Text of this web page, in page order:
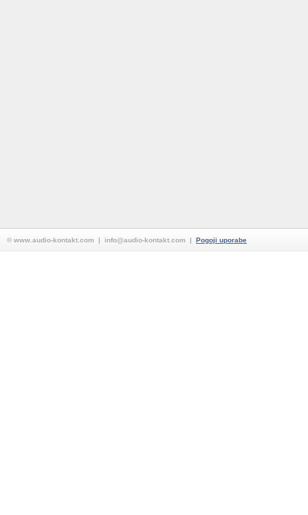
© www.audio-kontakt.com | info@audio-kontakt.com | Pogoji uporabe